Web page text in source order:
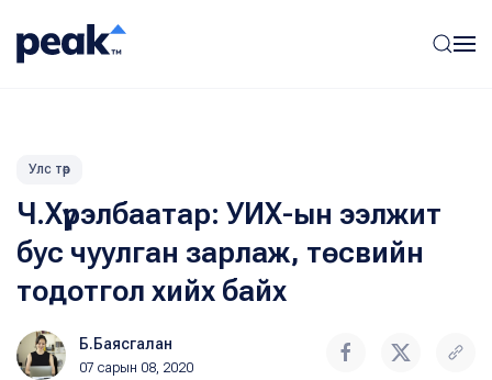
Улс төр
Ч.Хүрэлбаатар: УИХ-ын ээлжит
бус чуулган зарлаж, төсвийн
тодотгол хийх байх
Б.Баясгалан
07 сарын 08, 2020